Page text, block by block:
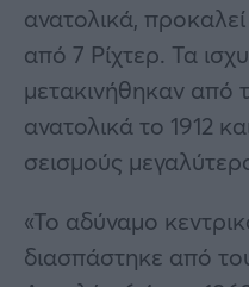
ανατολικά,
από 7 Ρίχτερ. Τα
μετακινήθηκαν από
ανατολικά το 1912
σεισμούς
«Το αδύναμο
διασπάστηκε από